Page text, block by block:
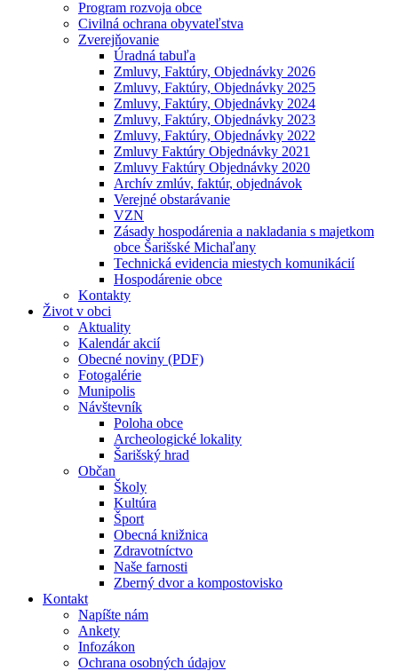
Program rozvoja obce
Civilná ochrana obyvateľstva
Zverejňovanie
Úradná tabuľa
Zmluvy, Faktúry, Objednávky 2026
Zmluvy, Faktúry, Objednávky 2025
Zmluvy, Faktúry, Objednávky 2024
Zmluvy, Faktúry, Objednávky 2023
Zmluvy, Faktúry, Objednávky 2022
Zmluvy Faktúry Objednávky 2021
Zmluvy Faktúry Objednávky 2020
Archív zmlúv, faktúr, objednávok
Verejné obstarávanie
VZN
Zásady hospodárenia a nakladania s majetkom
obce Šarišské Michaľany
Technická evidencia miestych komunikácií
Hospodárenie obce
Kontakty
Život v obci
Aktuality
Kalendár akcií
Obecné noviny (PDF)
Fotogalérie
Munipolis
Návštevník
Poloha obce
Archeologické lokality
Šarišský hrad
Občan
Školy
Kultúra
Šport
Obecná knižnica
Zdravotníctvo
Naše farnosti
Zberný dvor a kompostovisko
Kontakt
Napíšte nám
Ankety
Infozákon
Ochrana osobných údajov